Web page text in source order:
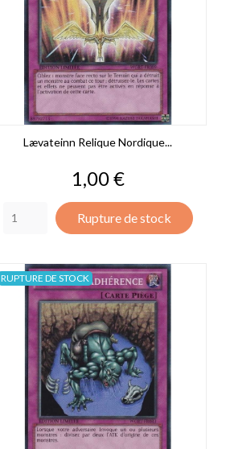
Lævateinn Relique Nordique...
Prix
1,00 €
Rupture de stock
RUPTURE DE STOCK